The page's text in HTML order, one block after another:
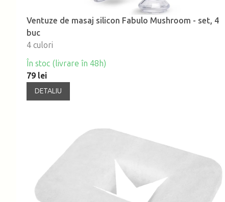
Ventuze de masaj silicon Fabulo Mushroom - set, 4
buc
4 culori
În stoc (livrare în 48h)
79 lei
DETALIU